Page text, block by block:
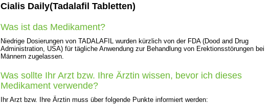
Cialis Daily(Tadalafil Tabletten)
Was ist das Medikament?
Niedrige Dosierungen von TADALAFIL wurden kürzlich von der FDA (Dood and Drug
Administration, USA) für tägliche Anwendung zur Behandlung von Erektionsstörungen bei
Männern zugelassen.
Was sollte Ihr Arzt bzw. Ihre Ärztin wissen, bevor ich dieses
Medikament verwende?
Ihr Arzt bzw. Ihre Ärztin muss über folgende Punkte informiert werden: